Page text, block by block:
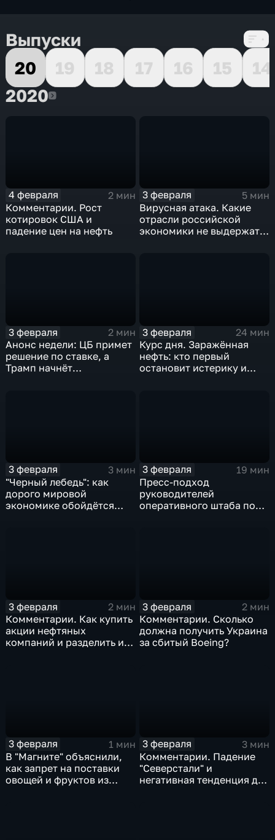
Выпуски
20
19 18 17 16 15
14
20202020
4 февраля
2 мин
Комментарии. Рост
котировок США и
падение цен на нефть
3 февраля
5 мин
Вирусная атака. Какие
отрасли российской
экономики не выдержат
3 февраля
2 мин
Анонс недели: ЦБ примет
решение по ставке, а
Трамп начнёт
3 февраля
24 мин
Курс дня. Заражённая
нефть: кто первый
остановит истерику и
3 февраля
3 мин
"Черный лебедь": как
дорого мировой
экономике обойдётся
3 февраля
19 мин
Пресс-подход
руководителей
оперативного штаба по
3 февраля
2 мин
Комментарии. Как купить
акции нефтяных
компаний и разделить их
3 февраля
2 мин
Комментарии. Сколько
должна получить Украина
за сбитый Boeing?
3 февраля
1 мин
В "Магните" объяснили,
как запрет на поставки
овощей и фруктов из
3 февраля
3 мин
Комментарии. Падение
"Северстали" и
негативная тенденция для